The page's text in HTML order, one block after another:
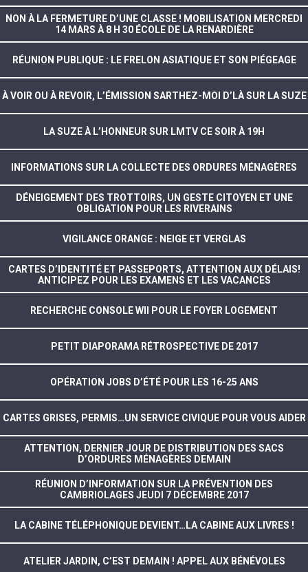
NON À LA FERMETURE D’UNE CLASSE ! MOBILISATION MERCREDI
14 MARS À 8 H 30 ÉCOLE DE LA RENARDIÈRE
RÉUNION PUBLIQUE : LE FRELON ASIATIQUE ET SON PIÉGEAGE
À VOIR OU À REVOIR, L’ÉMISSION SARTHEZ-MOI D’LÀ SUR LA SUZE
LA SUZE À L’HONNEUR SUR LMTV CE SOIR À 19H
INFORMATIONS SUR LA COLLECTE DES ORDURES MÉNAGÈRES
DÉNEIGEMENT DES TROTTOIRS, UN GESTE CITOYEN ET UNE
OBLIGATION POUR LES RIVERAINS
VIGILANCE ORANGE : NEIGE ET VERGLAS
CARTES D’IDENTITÉ ET PASSEPORTS, ATTENTION AUX DÉLAIS!
ANTICIPEZ POUR LES EXAMENS ET LES VACANCES
RECHERCHE CONSOLE WII POUR LE FOYER LOGEMENT
PETIT DIAPORAMA RÉTROSPECTIVE DE 2017
OPÉRATION JOBS D’ÉTÉ POUR LES 16-25 ANS
CARTES GRISES, PERMIS…UN SERVICE CIVIQUE POUR VOUS AIDER
ATTENTION, DERNIER JOUR DE DISTRIBUTION DES SACS
D’ORDURES MÉNAGÈRES DEMAIN
RÉUNION D’INFORMATION SUR LA PRÉVENTION DES
CAMBRIOLAGES JEUDI 7 DÉCEMBRE 2017
LA CABINE TÉLÉPHONIQUE DEVIENT…LA CABINE AUX LIVRES !
ATELIER JARDIN, C’EST DEMAIN ! APPEL AUX BÉNÉVOLES